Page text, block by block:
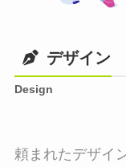
デザイン
Design
頼まれたデザイ